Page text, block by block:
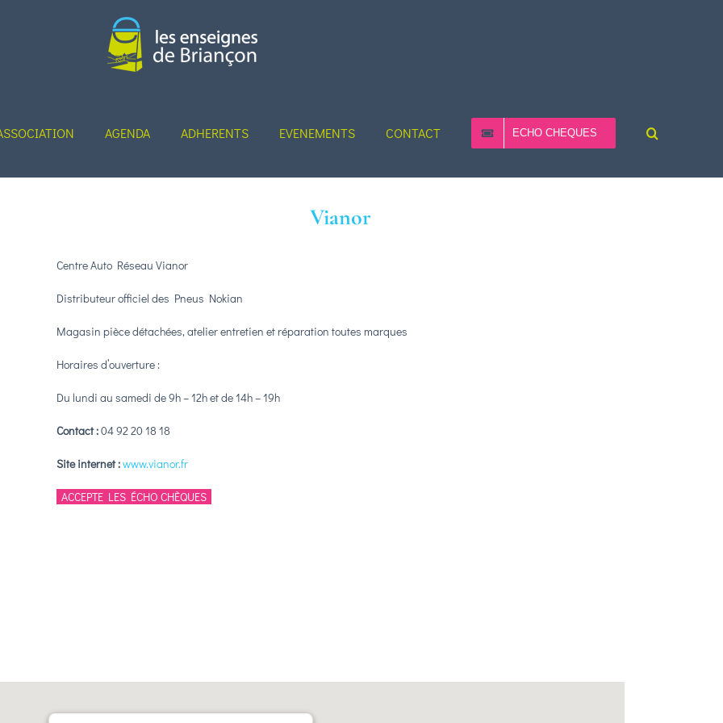
AGENDA ADHERENTS EVENEMENTS CONTACT ECHO CHEQUES
Vianor
Centre Auto Réseau Vianor
Distributeur officiel des Pneus Nokian
Magasin pièce détachées, atelier entretien et réparation toutes marques
Horaires d’ouverture :
Du lundi au samedi de 9h – 12h et de 14h – 19h
Contact :04 92 20 18 18
Site internet :www.vianor.fr
ACCEPTE LES ÉCHO CHÈQUES